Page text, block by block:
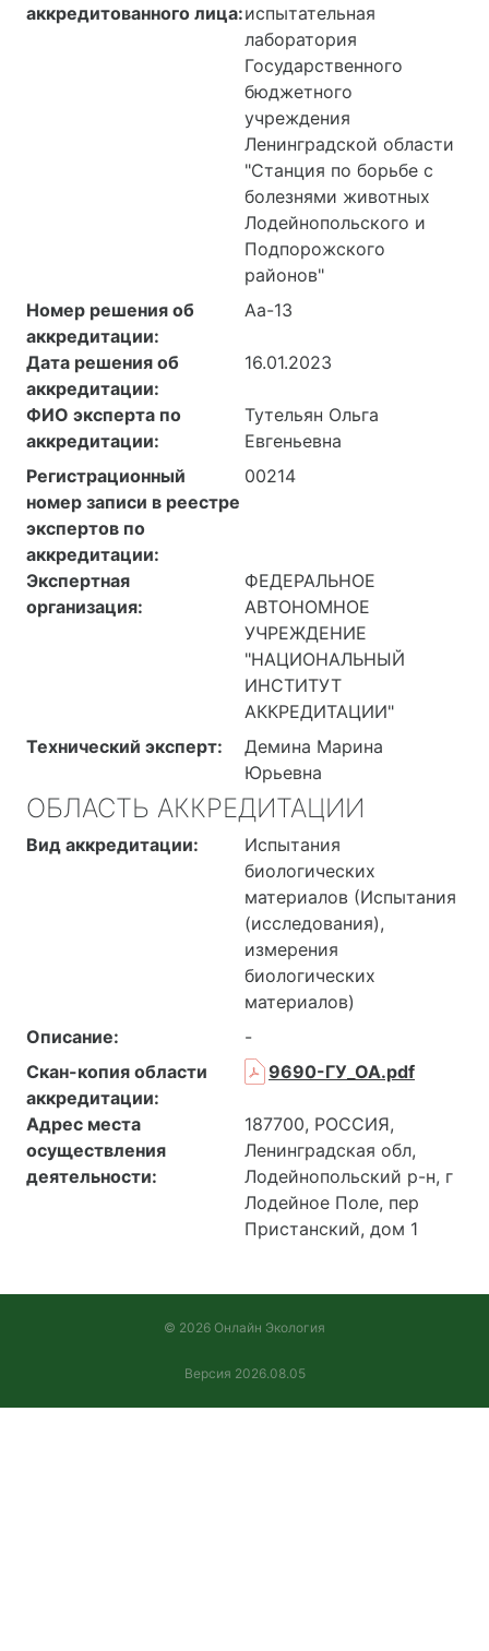
аккредитованного лица:испытательная
лаборатория
Государственного
бюджетного
учреждения
Ленинградской области
"Станция по борьбе с
болезнями животных
Лодейнопольского и
Подпорожского
районов"
Номер решения об
аккредитации:
Аа-13
Дата решения об
аккредитации:
16.01.2023
ФИО эксперта по
аккредитации:
Тутельян Ольга
Евгеньевна
Регистрационный
номер записи в реестре
экспертов по
аккредитации:
00214
Экспертная
организация:
ФЕДЕРАЛЬНОЕ
АВТОНОМНОЕ
УЧРЕЖДЕНИЕ
"НАЦИОНАЛЬНЫЙ
ИНСТИТУТ
АККРЕДИТАЦИИ"
Технический эксперт:
Демина Марина
Юрьевна
ОБЛАСТЬ АККРЕДИТАЦИИ
Вид аккредитации:
Испытания
биологических
материалов (Испытания
(исследования),
измерения
биологических
материалов)
Описание:
-
Скан-копия области
аккредитации:
9690-ГУ_ОА.pdf
Адрес места
осуществления
деятельности:
187700, РОССИЯ,
Ленинградская обл,
Лодейнопольский р-н, г
Лодейное Поле, пер
Пристанский, дом 1
© 2026 Онлайн Экология
Версия 2026.08.05